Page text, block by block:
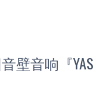
壁音响『